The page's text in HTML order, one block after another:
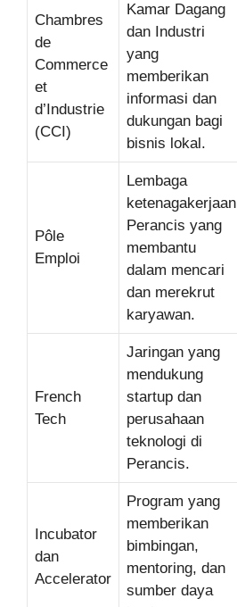
Chambres
de
Commerce
et
d’Industrie
(CCI)
Kamar Dagang
dan Industri
yang
memberikan
informasi dan
dukungan bagi
bisnis lokal.
Pôle
Emploi
Lembaga
ketenagakerjaan
Perancis yang
membantu
dalam mencari
dan merekrut
karyawan.
French
Tech
Jaringan yang
mendukung
startup dan
perusahaan
teknologi di
Perancis.
Incubator
dan
Accelerator
Program yang
memberikan
bimbingan,
mentoring, dan
sumber daya